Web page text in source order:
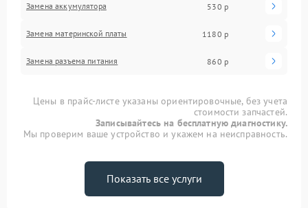
Замена аккумулятора 530 р
Замена материнской платы 1180 р
Замена разъема питания 860 р
Цены в прайс-листе указаны ориентировочные, без учета
стоимости запчастей.
Записывайтесь на бесплатную диагностику.
Мы проверим ваше устройство и укажем на неисправность.
Показать все услуги